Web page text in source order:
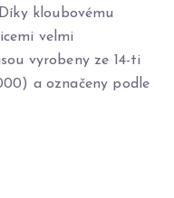
kloubovému
velmi
vyrobeny ze 14-ti
a označeny podle